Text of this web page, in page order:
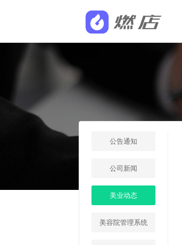
公告通知
公司新闻
美业动态
美容院管理系统